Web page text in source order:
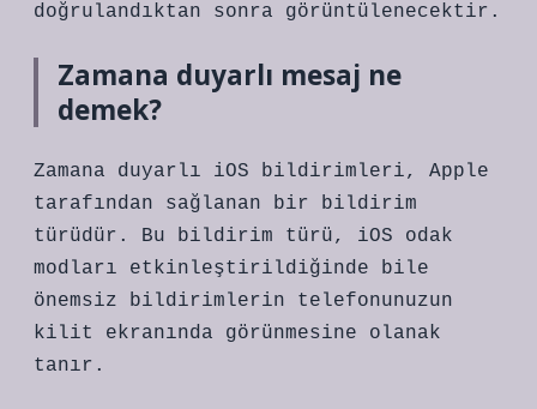
doğrulandıktan sonra görüntülenecektir.
Zamana duyarlı mesaj ne
demek?
Zamana duyarlı iOS bildirimleri, Apple
tarafından sağlanan bir bildirim
türüdür. Bu bildirim türü, iOS odak
modları etkinleştirildiğinde bile
önemsiz bildirimlerin telefonunuzun
kilit ekranında görünmesine olanak
tanır.